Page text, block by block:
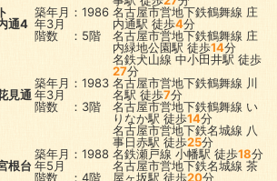
通4
築年月：1986
年3月
階数 ：5階
名古屋市営地下鉄鶴舞線 庄
内通駅 徒歩4分
名古屋市営地下鉄鶴舞線 庄
内緑地公園駅 徒歩14分
名鉄犬山線 中小田井駅 徒歩
27分
見通
築年月：1983
年3月
階数 ：3階
名古屋市営地下鉄鶴舞線 川
名駅 徒歩7分
名古屋市営地下鉄鶴舞線 い
りなか駅 徒歩14分
名古屋市営地下鉄名城線 八
事日赤駅 徒歩25分
根台
築年月：1988
年5月
階数 ：4階
名鉄瀬戸線 小幡駅 徒歩18分
名古屋市営地下鉄名城線 茶
屋ヶ坂駅 徒歩20分